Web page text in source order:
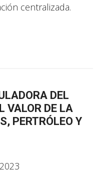
centralizada.
DEL
VALOR DE LA
PERTRÓLEO Y